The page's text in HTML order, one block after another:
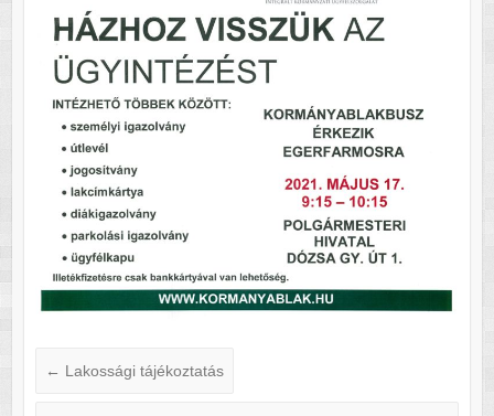
← Lakossági tájékoztatás